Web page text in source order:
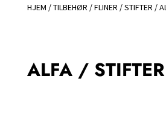
HJEM /TILBEHØR /FLINER / STIFTER /
ALFA / STIFTER